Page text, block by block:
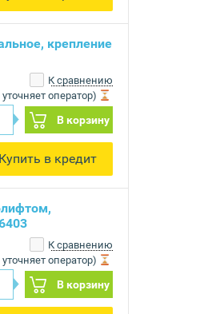
крепление
К сравнению
оператор)
В корзину
в кредит
К сравнению
оператор)
В корзину